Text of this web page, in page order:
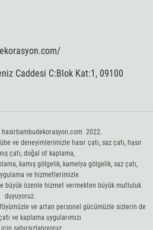
Caddesi C:Blok Kat:1, 09100
hasirbambudekorasyon.com 2022.
ve deneyimlerimizle hasır çatı, saz çatı, hasır
çatı, doğal ot kaplama,
kamış gölgelik, kamelya gölgelik, saz çatı,
ve hizmetlerimizle
büyük özenle hizmet vermekten büyük mutluluk
duyuyoruz.
ve artan personel gücümüzle sizlerin de
ve kaplama uygularımızı
sabırsızlanıyoruz.